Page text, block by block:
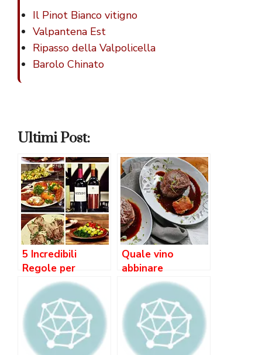
Il Pinot Bianco vitigno
Valpantena Est
Ripasso della Valpolicella
Barolo Chinato
Ultimi Post:
5 Incredibili
Regole per
Abbinare Vino e
Cibo: Una Guida
Straordinaria
Quale vino
abbinare
all’ossobuco alla
milanese?